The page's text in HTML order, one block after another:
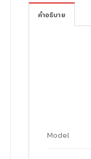
คำอธิบาย
Model